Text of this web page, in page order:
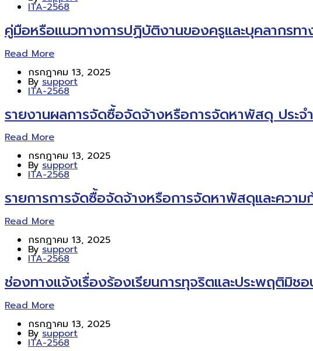
ITA-2568
คู่มือหรือแนวทางการปฏิบัติงานของครูและบุคลากรทา
Read More
กรกฎาคม 13, 2025
By support
ITA-2568
รายงานผลการจัดซื้อจัดจ้างหรือการจัดหาพัสดุ ประ
Read More
กรกฎาคม 13, 2025
By support
ITA-2568
รายการการจัดซื้อจัดจ้างหรือการจัดหาพัสดุและคว
Read More
กรกฎาคม 13, 2025
By support
ITA-2568
ช่องทางแจ้งเรื่องร้องเรียนการทุจริตและประพฤติมิช
Read More
กรกฎาคม 13, 2025
By support
ITA-2568